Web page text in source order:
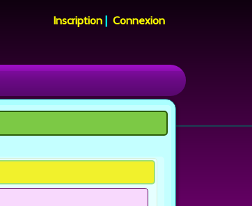
Inscription |Connexion